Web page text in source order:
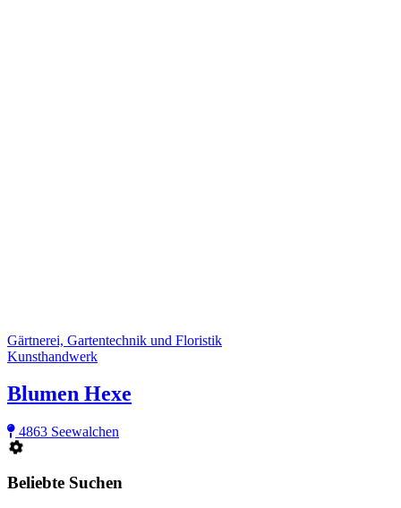
Gärtnerei, Gartentechnik und Floristik
Kunsthandwerk
Blumen Hexe
4863 Seewalchen
Beliebte Suchen